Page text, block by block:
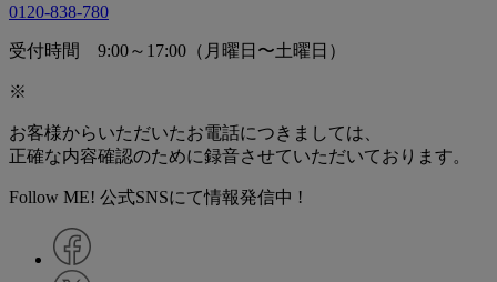
0120-838-780
受付時間 9:00～17:00（月曜日〜土曜日）
※
お客様からいただいたお電話につきましては、
正確な内容確認のために録音させていただいております。
Follow ME! 公式SNSにて情報発信中 !